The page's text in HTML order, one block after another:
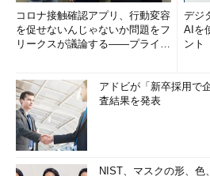
コロナ接触確認アプリ、行動変容
を促せないんじゃないか問題をフ
リークスが議論する――プライバ
デジ
AIを
ント
アドビが「新卒採用で
査結果を発表
NIST、マスクの形、